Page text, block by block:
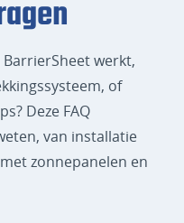
werkt,
of
Deze FAQ
van installatie
zonnepanelen en